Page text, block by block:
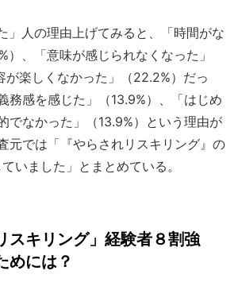
」人の理由上げてみると、「時間がな
）、「意味が感じられなくなった」
が楽しくなかった」（22.2%）だっ
務感を感じた」（13.9%）、「はじめ
でなかった」（13.9%）という理由が
元では「『やらされリスキリング』の
いました」とまとめている。
スキリング」経験者８割強
めには？